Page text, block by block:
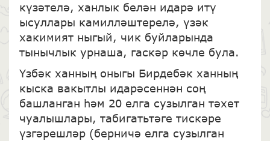
күзәтелә, ханлык белән идарә итү
ысуллары камилләштерелә, үзәк
хакимият ныгый, чик буйларында
тынычлык урнаша, гаскәр көчле була.
Үзбәк ханның оныгы Бирдебәк ханның
кыска вакытлы идарәсеннән соң
башланган һәм 20 елга сузылган тәхет
чуалышлары, табигатьтәге тискәре
үзгәрешләр (берничә елга сузылган